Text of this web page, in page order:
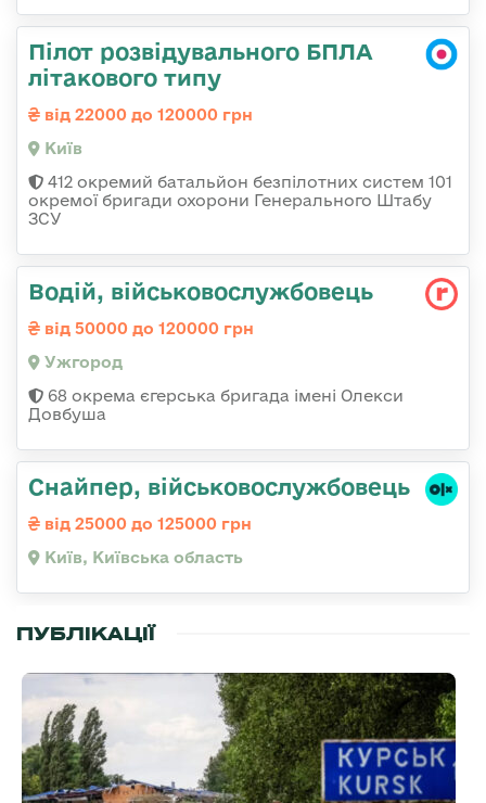
Пілот розвідувального БПЛА
літакового типу
від 22000 до 120000 грн
Київ
412 окремий батальйон безпілотних систем 101
окремої бригади охорони Генерального Штабу
ЗСУ
Водій, військовослужбовець
від 50000 до 120000 грн
Ужгород
68 окрема єгерська бригада імені Олекси
Довбуша
Снайпер, військовослужбовець
від 25000 до 125000 грн
Київ, Київська область
ПУБЛІКАЦІЇ